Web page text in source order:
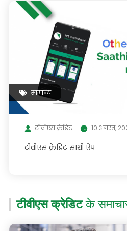
सामान्य
टीवीएस क्रेडिट 10 अगस्त,
टीवीएस क्रेडिट साथी ऐप
टीवीएस क्रेडिटके